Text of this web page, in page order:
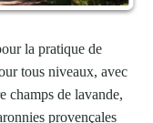
la pratique de
tous niveaux, avec
champs de lavande,
provençales